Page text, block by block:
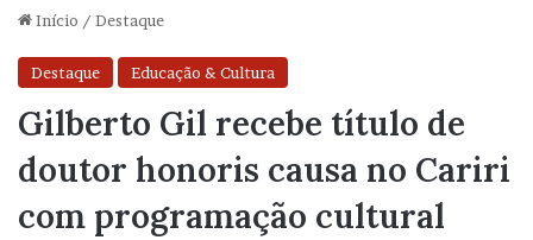
Início / Destaque
Destaque Educação & Cultura
Gilberto Gil recebe título de
doutor honoris causa no Cariri
com programação cultural